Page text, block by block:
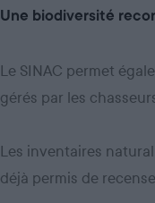
Une biodiversité
Le SINAC permet
gérés par les
Les inventaires
déjà permis de